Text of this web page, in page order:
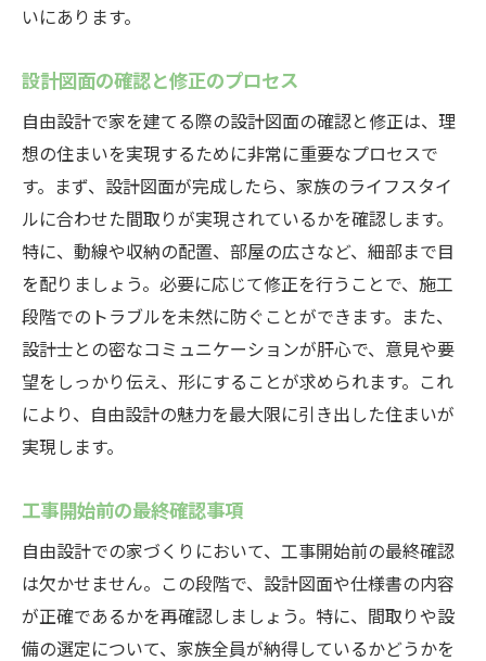
いにあります。
設計図面の確認と修正のプロセス
自由設計で家を建てる際の設計図面の確認と修正は、理
想の住まいを実現するために非常に重要なプロセスで
す。まず、設計図面が完成したら、家族のライフスタイ
ルに合わせた間取りが実現されているかを確認します。
特に、動線や収納の配置、部屋の広さなど、細部まで目
を配りましょう。必要に応じて修正を行うことで、施工
段階でのトラブルを未然に防ぐことができます。また、
設計士との密なコミュニケーションが肝心で、意見や要
望をしっかり伝え、形にすることが求められます。これ
により、自由設計の魅力を最大限に引き出した住まいが
実現します。
工事開始前の最終確認事項
自由設計での家づくりにおいて、工事開始前の最終確認
は欠かせません。この段階で、設計図面や仕様書の内容
が正確であるかを再確認しましょう。特に、間取りや設
備の選定について、家族全員が納得しているかどうかを